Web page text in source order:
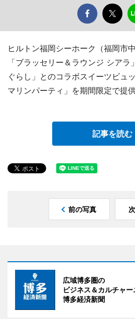
ヒルトン福岡シーホーク（福岡市
「ブラッセリー＆ラウンジ シアラ
ぐらし」とのコラボスイーツビュ
マリンパーティ」を期間限定で提供
記事を読む
前の写真
広域博多圏の
ビジネス＆カルチャー
博多経済新聞